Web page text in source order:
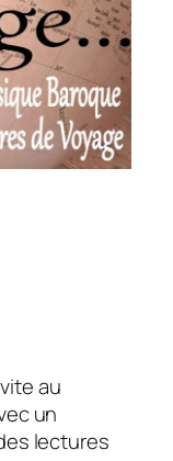
au
un
lectures